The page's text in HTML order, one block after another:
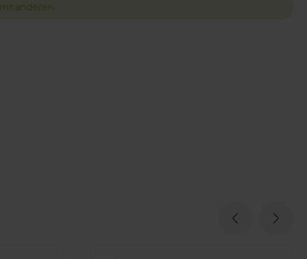
anderen.